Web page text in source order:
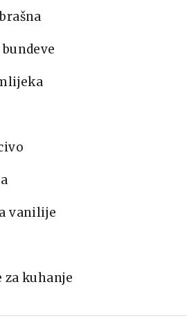
vanilije
za kuhanje